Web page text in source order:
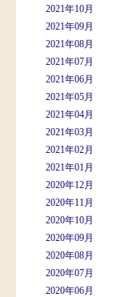
2021年10月
2021年09月
2021年08月
2021年07月
2021年06月
2021年05月
2021年04月
2021年03月
2021年02月
2021年01月
2020年12月
2020年11月
2020年10月
2020年09月
2020年08月
2020年07月
2020年06月